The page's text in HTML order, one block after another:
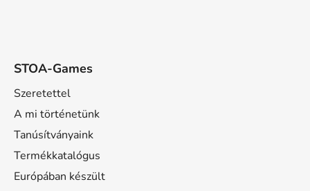
STOA-Games
Szeretettel
A mi történetünk
Tanúsítványaink
Termékkatalógus
Európában készült